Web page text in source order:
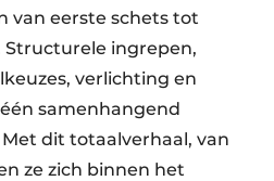
van eerste schets tot
ingrepen,
verlichting en
samenhangend
dit totaalverhaal, van
ze zich binnen het